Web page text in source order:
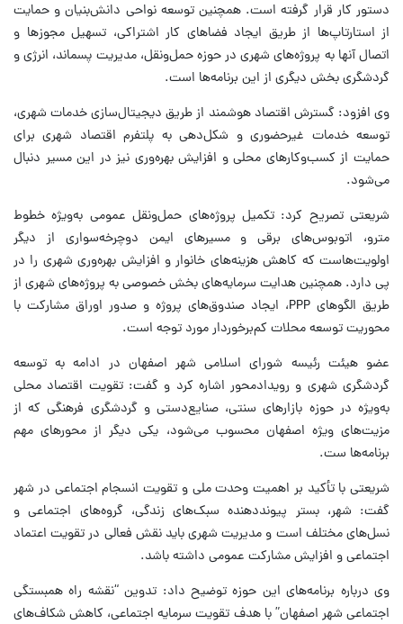
دستور کار قرار گرفته است. همچنین توسعه نواحی دانش‌بنیان و حمایت
از استارتاپ‌ها از طریق ایجاد فضاهای کار اشتراکی، تسهیل مجوزها و
اتصال آنها به پروژه‌های شهری در حوزه حمل‌ونقل، مدیریت پسماند، انرژی و
گردشگری بخش دیگری از این برنامه‌ها است.
وی افزود: گسترش اقتصاد هوشمند از طریق دیجیتال‌سازی خدمات شهری،
توسعه خدمات غیرحضوری و شکل‌دهی به پلتفرم اقتصاد شهری برای
حمایت از کسب‌وکارهای محلی و افزایش بهره‌وری نیز در این مسیر دنبال
می‌شود.
شریعتی تصریح کرد: تکمیل پروژه‌های حمل‌ونقل عمومی به‌ویژه خطوط
مترو، اتوبوس‌های برقی و مسیرهای ایمن دوچرخه‌سواری از دیگر
اولویت‌هاست که کاهش هزینه‌های خانوار و افزایش بهره‌وری شهری را در
پی دارد. همچنین هدایت سرمایه‌های بخش خصوصی به پروژه‌های شهری از
طریق الگوهای PPP، ایجاد صندوق‌های پروژه و صدور اوراق مشارکت با
محوریت توسعه محلات کم‌برخوردار مورد توجه است.
عضو هیئت رئیسه شورای اسلامی شهر اصفهان در ادامه به توسعه
گردشگری شهری و رویدادمحور اشاره کرد و گفت: تقویت اقتصاد محلی
به‌ویژه در حوزه بازارهای سنتی، صنایع‌دستی و گردشگری فرهنگی که از
مزیت‌های ویژه اصفهان محسوب می‌شود، یکی دیگر از محورهای مهم
برنامه‌ها ست.
شریعتی با تأکید بر اهمیت وحدت ملی و تقویت انسجام اجتماعی در شهر
گفت: شهر، بستر پیونددهنده سبک‌های زندگی، گروه‌های اجتماعی و
نسل‌های مختلف است و مدیریت شهری باید نقش فعالی در تقویت اعتماد
اجتماعی و افزایش مشارکت عمومی داشته باشد.
وی درباره برنامه‌های این حوزه توضیح داد: تدوین “نقشه راه همبستگی
اجتماعی شهر اصفهان” با هدف تقویت سرمایه اجتماعی، کاهش شکاف‌های